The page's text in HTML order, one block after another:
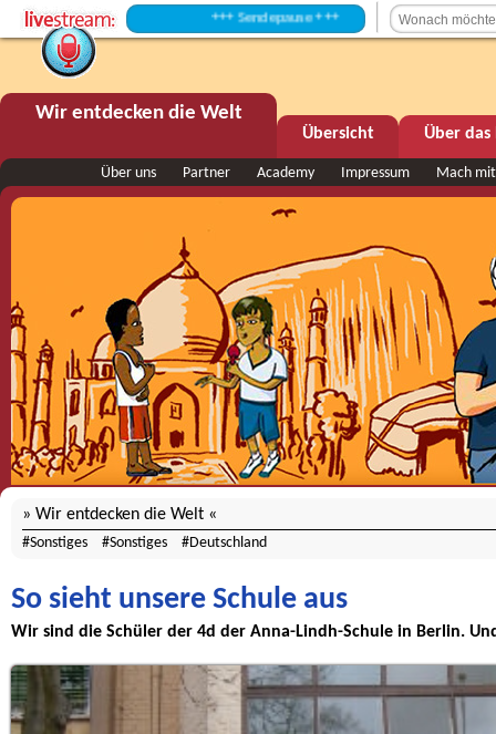
+++ Sendepause +++
Wir entdecken die Welt
Übersicht Über
Über uns Partner Academy Impressum Mach mit
Wir entdecken die Welt
Sonstiges Sonstiges Deutschland
So sieht unsere Schule aus
Wir sind die Schüler der 4d der Anna-Lindh-Schule in Berlin.